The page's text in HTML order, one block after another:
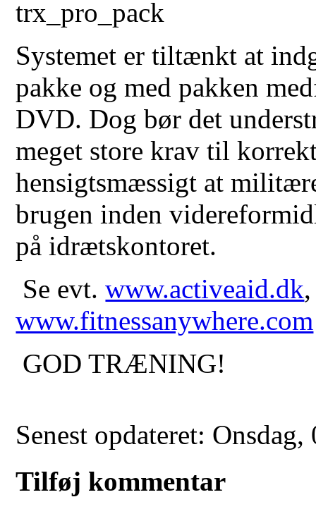
Systemet er tiltænkt at
pakke og med pakken
DVD. Dog bør det
meget store krav til
hensigtsmæssigt at
brugen inden
på idrætskontoret.
Se evt.www.activeaid.dk
www.fitnessanywhere.com
GOD TRÆNING!
Senest opdateret:
Tilføj kommentar